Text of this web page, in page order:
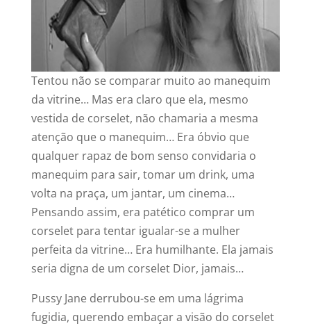
Tentou não se comparar muito ao manequim
da vitrine… Mas era claro que ela, mesmo
vestida de corselet, não chamaria a mesma
atenção que o manequim… Era óbvio que
qualquer rapaz de bom senso convidaria o
manequim para sair, tomar um drink, uma
volta na praça, um jantar, um cinema…
Pensando assim, era patético comprar um
corselet para tentar igualar-se a mulher
perfeita da vitrine… Era humilhante. Ela jamais
seria digna de um corselet Dior, jamais…
Pussy Jane derrubou-se em uma lágrima
fugidia, querendo embaçar a visão do corselet